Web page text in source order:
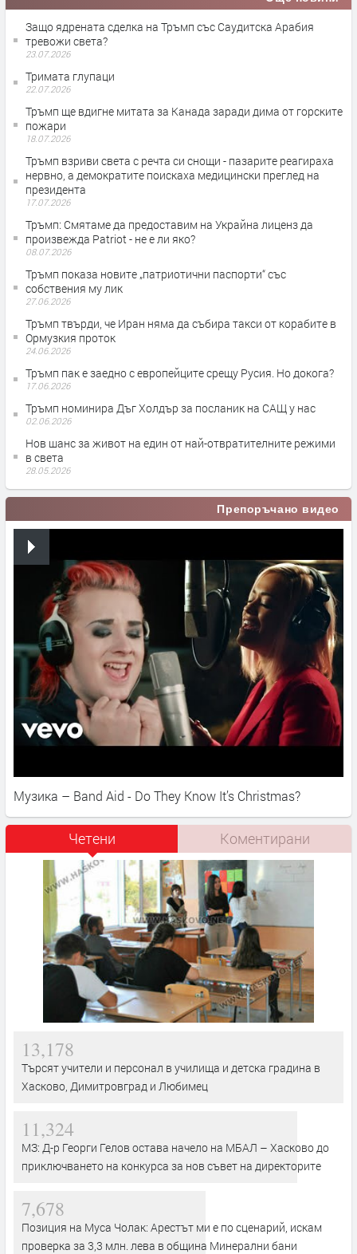
Защо ядрената сделка на Тръмп със Саудитска Арабия
тревожи света?
23.07.2026
Тримата глупаци
22.07.2026
Тръмп ще вдигне митата за Канада заради дима от горските
пожари
18.07.2026
Тръмп взриви света с речта си снощи - пазарите реагираха
нервно, а демократите поискаха медицински преглед на
президента
17.07.2026
Тръмп: Смятаме да предоставим на Украйна лиценз да
произвежда Patriot - не е ли яко?
08.07.2026
Тръмп показа новите „патриотични паспорти“ със
собствения му лик
27.06.2026
Тръмп твърди, че Иран няма да събира такси от корабите в
Ормузкия проток
24.06.2026
Тръмп пак е заедно с европейците срещу Русия. Но докога?
17.06.2026
Тръмп номинира Дъг Холдър за посланик на САЩ у нас
02.06.2026
Нов шанс за живот на един от най-отвратителните режими
в света
28.05.2026
Препоръчано видео
Музика – Band Aid - Do They Know It’s Christmas?
Четени Коментирани
13,178
Търсят учители и персонал в училища и детска градина в
Хасково, Димитровград и Любимец
11,324
МЗ: Д-р Георги Гелов остава начело на МБАЛ – Хасково до
приключването на конкурса за нов съвет на директорите
7,678
Позиция на Муса Чолак: Арестът ми е по сценарий, искам
проверка за 3,3 млн. лева в община Минерални бани